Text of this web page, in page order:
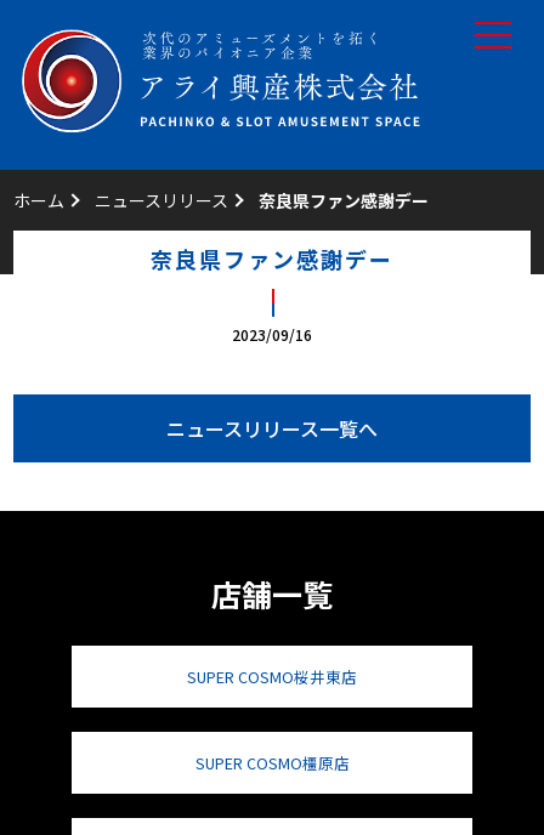
toggle
ホーム ニュースリリース 奈良県ファン感謝デー
奈良県ファン感謝デー
2023/09/16
ニュースリリース一覧へ
店舗一覧
SUPER COSMO桜井東店
SUPER COSMO橿原店